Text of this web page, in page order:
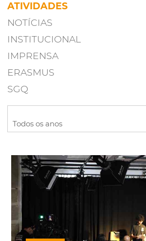
ATIVIDADES
NOTÍCIAS
INSTITUCIONAL
IMPRENSA
ERASMUS
SGQ